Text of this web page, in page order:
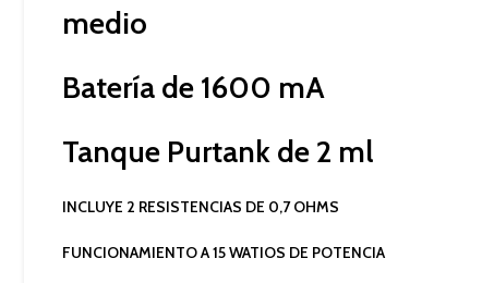
medio
Batería de 1600 mA
Tanque Purtank de 2 ml
INCLUYE 2 RESISTENCIAS DE 0,7 OHMS
FUNCIONAMIENTO A 15 WATIOS DE POTENCIA